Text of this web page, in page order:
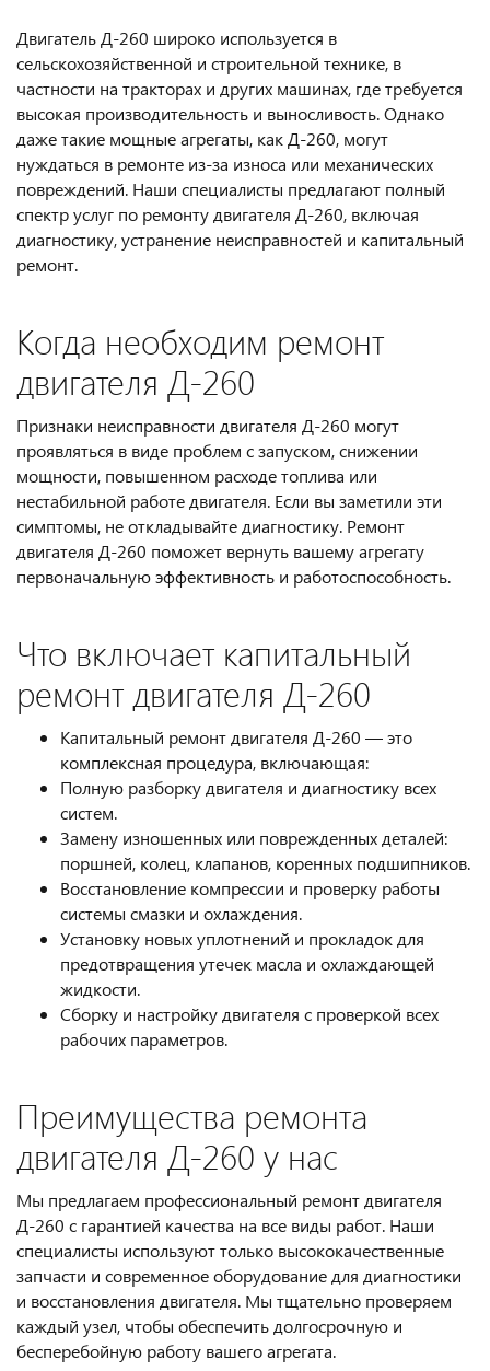
Двигатель Д-260 широко используется в
сельскохозяйственной и строительной технике, в
частности на тракторах и других машинах, где требуется
высокая производительность и выносливость. Однако
даже такие мощные агрегаты, как Д-260, могут
нуждаться в ремонте из-за износа или механических
повреждений. Наши специалисты предлагают полный
спектр услуг по ремонту двигателя Д-260, включая
диагностику, устранение неисправностей и капитальный
ремонт.
Когда необходим ремонт
двигателя Д-260
Признаки неисправности двигателя Д-260 могут
проявляться в виде проблем с запуском, снижении
мощности, повышенном расходе топлива или
нестабильной работе двигателя. Если вы заметили эти
симптомы, не откладывайте диагностику. Ремонт
двигателя Д-260 поможет вернуть вашему агрегату
первоначальную эффективность и работоспособность.
Что включает капитальный
ремонт двигателя Д-260
Капитальный ремонт двигателя Д-260 — это
комплексная процедура, включающая:
Полную разборку двигателя и диагностику всех
систем.
Замену изношенных или поврежденных деталей:
поршней, колец, клапанов, коренных подшипников.
Восстановление компрессии и проверку работы
системы смазки и охлаждения.
Установку новых уплотнений и прокладок для
предотвращения утечек масла и охлаждающей
жидкости.
Сборку и настройку двигателя с проверкой всех
рабочих параметров.
Преимущества ремонта
двигателя Д-260 у нас
Мы предлагаем профессиональный ремонт двигателя
Д-260 с гарантией качества на все виды работ. Наши
специалисты используют только высококачественные
запчасти и современное оборудование для диагностики
и восстановления двигателя. Мы тщательно проверяем
каждый узел, чтобы обеспечить долгосрочную и
бесперебойную работу вашего агрегата.